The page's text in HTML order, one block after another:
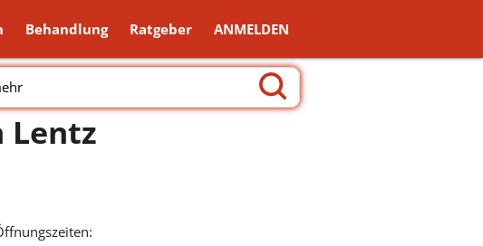
Behandlung Ratgeber ANMELDEN
Lentz